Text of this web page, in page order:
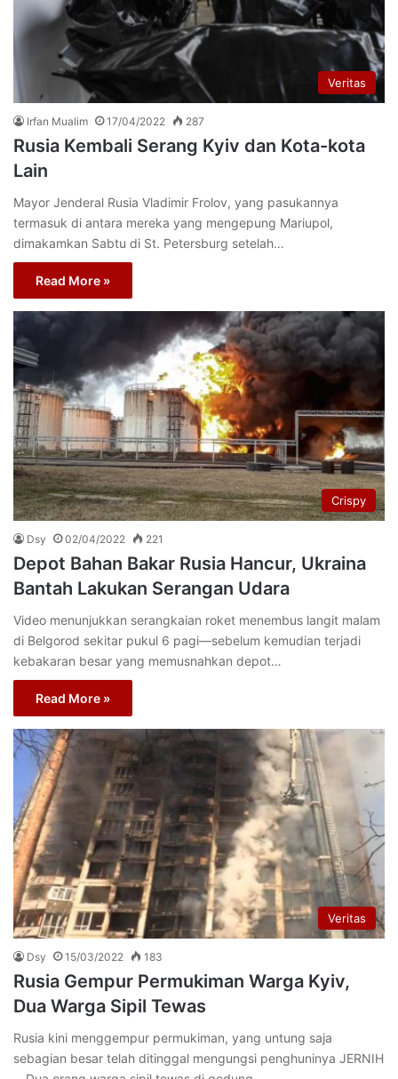
Veritas
Irfan Mualim 17/04/2022 287
Rusia Kembali Serang Kyiv dan Kota-kota
Lain
Mayor Jenderal Rusia Vladimir Frolov, yang pasukannya
termasuk di antara mereka yang mengepung Mariupol,
dimakamkan Sabtu di St. Petersburg setelah…
Read More »
Crispy
Dsy 02/04/2022 221
Depot Bahan Bakar Rusia Hancur, Ukraina
Bantah Lakukan Serangan Udara
Video menunjukkan serangkaian roket menembus langit malam
di Belgorod sekitar pukul 6 pagi—sebelum kemudian terjadi
kebakaran besar yang memusnahkan depot…
Read More »
Veritas
Dsy 15/03/2022 183
Rusia Gempur Permukiman Warga Kyiv,
Dua Warga Sipil Tewas
Rusia kini menggempur permukiman, yang untung saja
sebagian besar telah ditinggal mengungsi penghuninya JERNIH